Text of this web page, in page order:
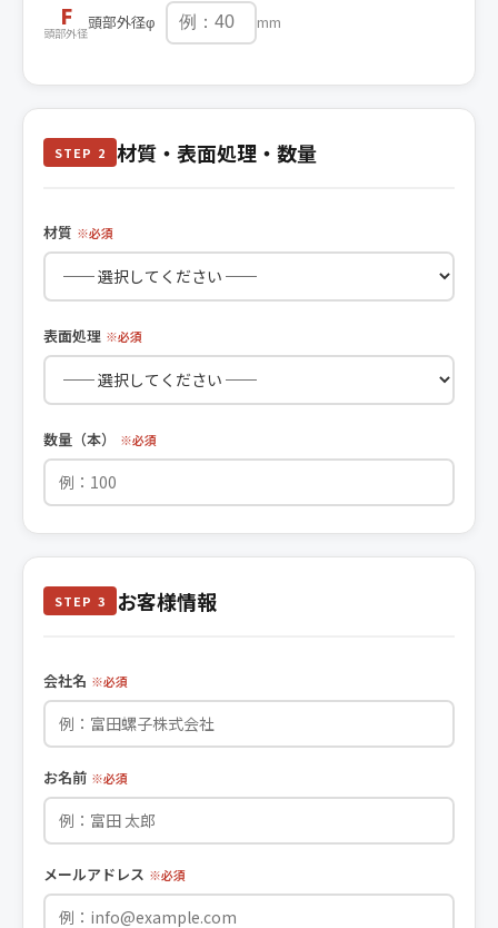
F
頭部外径
頭部外径φ mm
STEP 2 材質・表面処理・数量
材質 ※必須
表面処理 ※必須
数量（本） ※必須
STEP 3 お客様情報
会社名 ※必須
お名前 ※必須
メールアドレス ※必須